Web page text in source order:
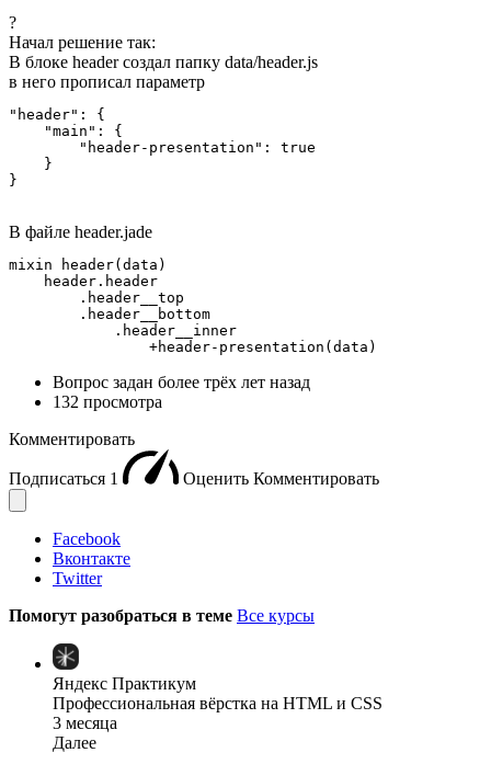
?
Начал решение так:
В блоке header создал папку data/header.js
в него прописал параметр
"header": {
    "main": {
        "header-presentation": true
    }
}
В файле header.jade
mixin header(data)
    header.header
        .header__top
        .header__bottom
            .header__inner
                +header-presentation(data)
Вопрос задан более трёх лет назад
132 просмотра
Комментировать
Подписаться 1 Оценить Комментировать
Facebook
Вконтакте
Twitter
Помогут разобраться в теме Все курсы
Яндекс Практикум
Профессиональная вёрстка на HTML и CSS
3 месяца
Далее